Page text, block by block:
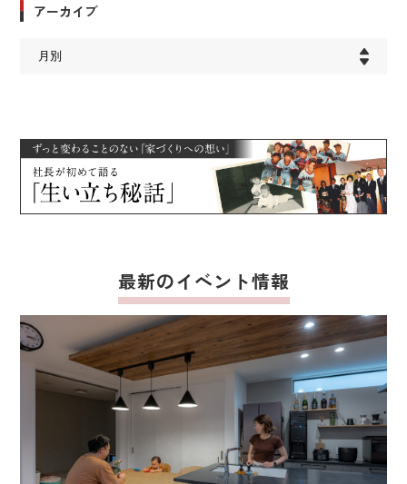
アーカイブ
最新のイベント情報